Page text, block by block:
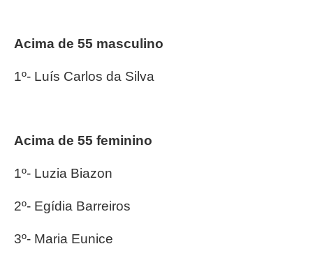
Acima de 55 masculino
1º- Luís Carlos da Silva
Acima de 55 feminino
1º- Luzia Biazon
2º- Egídia Barreiros
3º- Maria Eunice